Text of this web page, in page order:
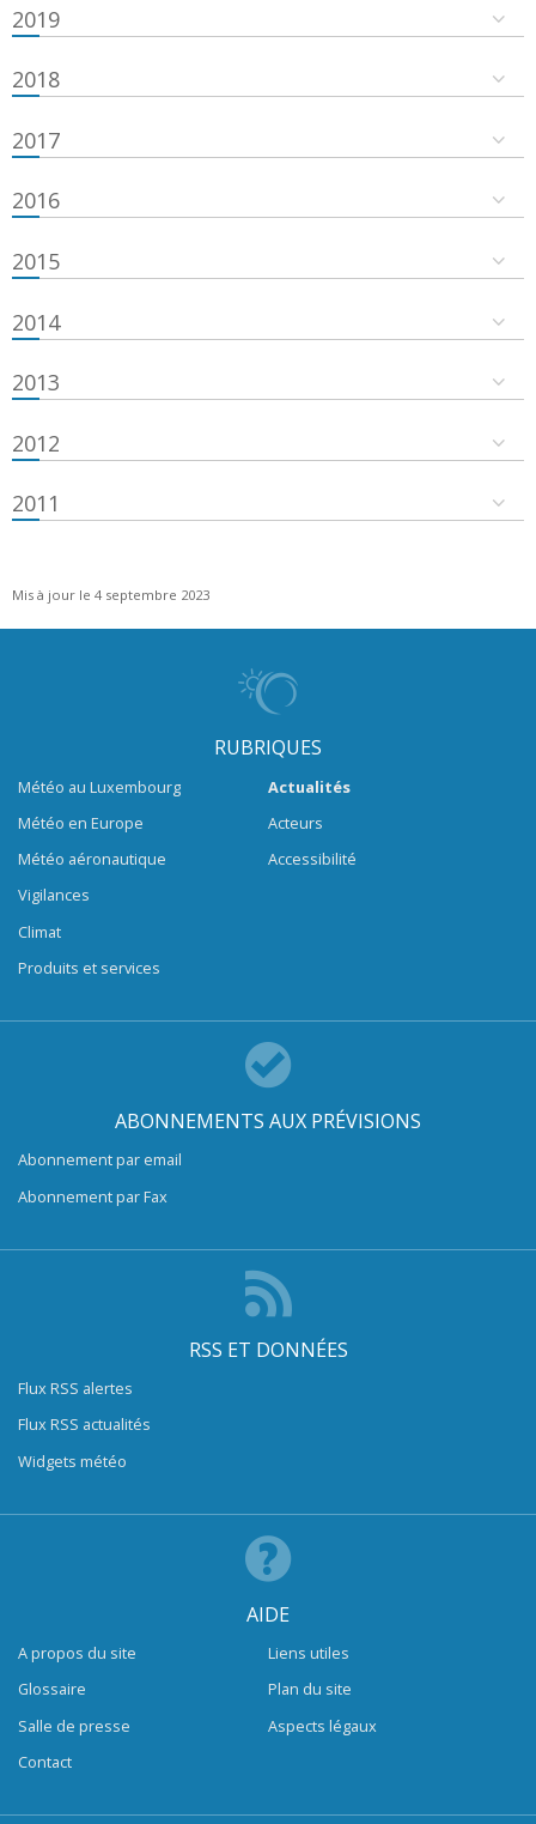
2019
2018
2017
2016
2015
2014
2013
2012
2011
Mis à jour le 4 septembre 2023
RUBRIQUES
Météo au Luxembourg
Météo en Europe
Météo aéronautique
Vigilances
Climat
Produits et services
Actualités
Acteurs
Accessibilité
ABONNEMENTS AUX PRÉVISIONS
Abonnement par email
Abonnement par Fax
RSS ET DONNÉES
Flux RSS alertes
Flux RSS actualités
Widgets météo
AIDE
A propos du site
Glossaire
Salle de presse
Contact
Liens utiles
Plan du site
Aspects légaux